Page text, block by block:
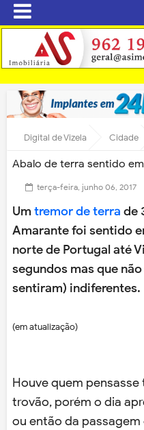
Digital de Vizela Cidade
Abalo de terra sentido em
terça-feira, junho 06, 2017
Um tremor de terra de
Amarante foi sentido
norte de Portugal até
segundos mas que
sentiram) indiferentes.
(em atualização)
Houve quem
trovão, porém o dia
ou então da